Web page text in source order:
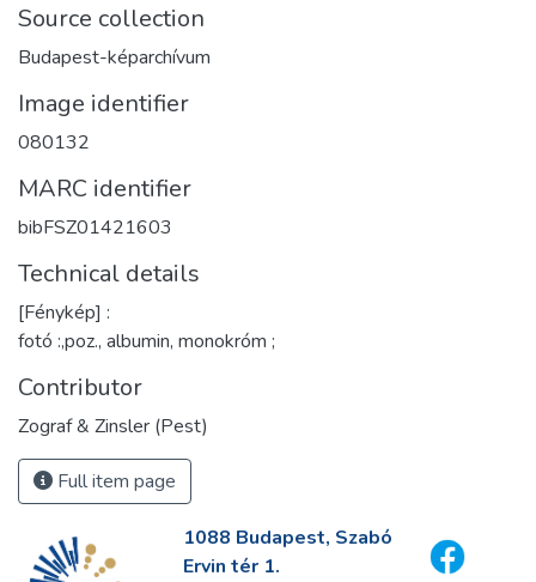
Source collection
Budapest-képarchívum
Image identifier
080132
MARC identifier
bibFSZ01421603
Technical details
[Fénykép] :
fotó :,poz., albumin, monokróm ;
Contributor
Zograf & Zinsler (Pest)
Full item page
1088 Budapest, Szabó
Ervin tér 1.